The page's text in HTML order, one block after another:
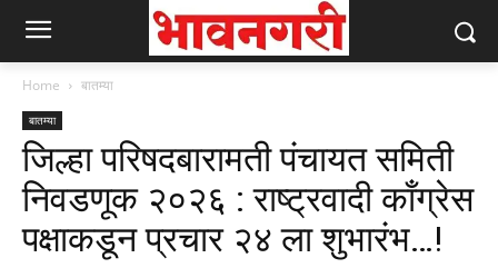
Home बातम्या
बातम्या
जिल्हा परिषदबारामती पंचायत समिती
निवडणूक २०२६ : राष्ट्रवादी काँग्रेस
पक्षाकडून प्रचार २४ ला शुभारंभ…!